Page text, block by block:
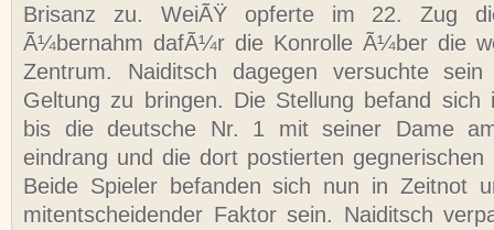
Brisanz zu. WeiÃŸ opferte im 22. Zug
Ã¼bernahm dafÃ¼r die Konrolle Ã¼ber die
Zentrum. Naiditsch dagegen versuchte
Geltung zu bringen. Die Stellung befand sich
bis die deutsche Nr. 1 mit seiner Dame
eindrang und die dort postierten gegnerischen
Beide Spieler befanden sich nun in Zeitnot
mitentscheidender Faktor sein. Naiditsch